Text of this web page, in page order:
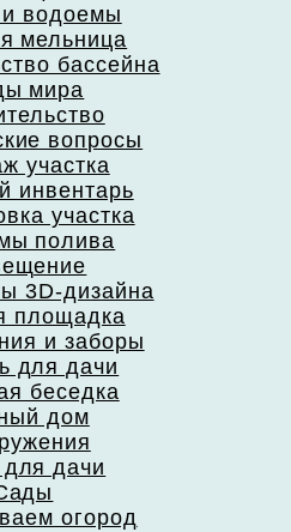
водоемы
мельница
бассейна
мира
вопросы
участка
инвентарь
участка
полива
3D-дизайна
площадка
и заборы
для дачи
беседка
дом
дачи
огород